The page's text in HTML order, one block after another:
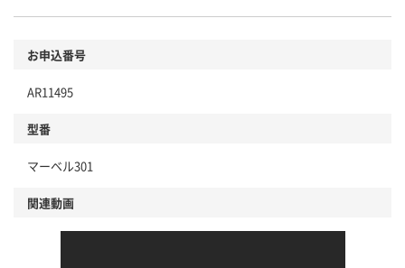
お申込番号
AR11495
型番
マーベル301
関連動画